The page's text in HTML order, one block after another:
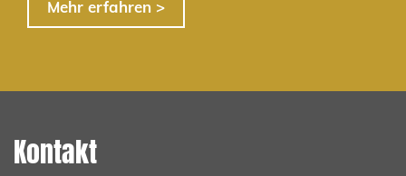
Mehr erfahren >
Kontakt